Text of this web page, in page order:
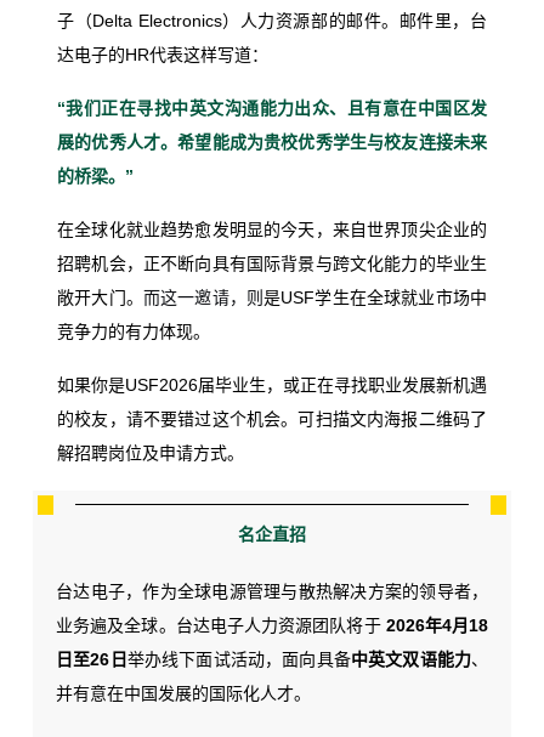
子（Delta Electronics）人力资源部的邮件。邮件里，台
达电子的HR代表这样写道：
“我们正在寻找中英文沟通能力出众、且有意在中国区发
展的优秀人才。希望能成为贵校优秀学生与校友连接未来
的桥梁。”
在全球化就业趋势愈发明显的今天，来自世界顶尖企业的
招聘机会，正不断向具有国际背景与跨文化能力的毕业生
敞开大门。 而这一邀请，则是USF学生在全球就业市场中
竞争力的有力体现。
如果你是USF2026届毕业生，或正在寻找职业发展新机遇
的校友，请不要错过这个机会。可扫描文内海报二维码了
解招聘岗位及申请方式。
名企直招
台达电子，作为全球电源管理与散热解决方案的领导者，
业务遍及全球。 台达电子人力资源团队将于 2026年4月18
日至26日举办线下面试活动，面向具备中英文双语能力、
并有意在中国发展的国际化人才。